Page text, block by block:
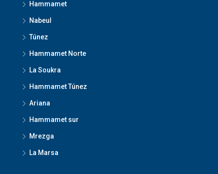
Hammamet
Nabeul
Túnez
Hammamet Norte
La Soukra
Hammamet Túnez
Ariana
Hammamet sur
Mrezga
La Marsa